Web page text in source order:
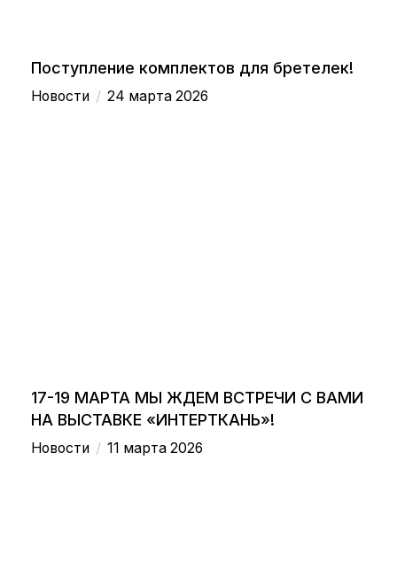
Поступление комплектов для бретелек!
Новости / 24 марта 2026
17-19 МАРТА МЫ ЖДЕМ ВСТРЕЧИ С ВАМИ
НА ВЫСТАВКЕ «ИНТЕРТКАНЬ»!
Новости / 11 марта 2026